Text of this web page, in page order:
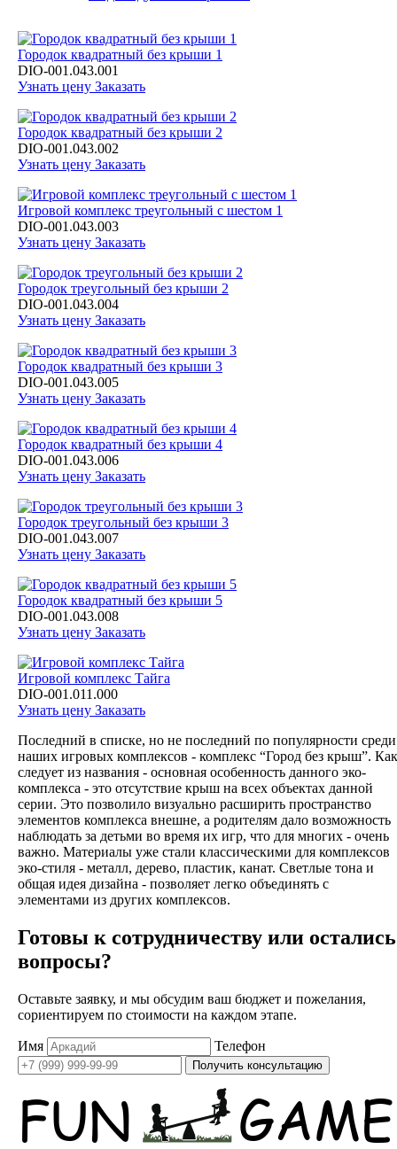
Городок квадратный без крыши 1
DIO-001.043.001
Узнать цену Заказать
Городок квадратный без крыши 2
DIO-001.043.002
Узнать цену Заказать
Игровой комплекс треугольный с шестом 1
DIO-001.043.003
Узнать цену Заказать
Городок треугольный без крыши 2
DIO-001.043.004
Узнать цену Заказать
Городок квадратный без крыши 3
DIO-001.043.005
Узнать цену Заказать
Городок квадратный без крыши 4
DIO-001.043.006
Узнать цену Заказать
Городок треугольный без крыши 3
DIO-001.043.007
Узнать цену Заказать
Городок квадратный без крыши 5
DIO-001.043.008
Узнать цену Заказать
Игровой комплекс Тайга
DIO-001.011.000
Узнать цену Заказать
Последний в списке, но не последний по популярности среди
наших игровых комплексов - комплекс “Город без крыш”. Как
следует из названия - основная особенность данного эко-
комплекса - это отсутствие крыш на всех объектах данной
серии. Это позволило визуально расширить пространство
элементов комплекса внешне, а родителям дало возможность
наблюдать за детьми во время их игр, что для многих - очень
важно. Материалы уже стали классическими для комплексов
эко-стиля - металл, дерево, пластик, канат. Светлые тона и
общая идея дизайна - позволяет легко объединять с
элементами из других комплексов.
Готовы к сотрудничеству или остались
вопросы?
Оставьте заявку, и мы обсудим ваш бюджет и пожелания,
сориентируем по стоимости на каждом этапе.
Имя Телефон
Получить консультацию